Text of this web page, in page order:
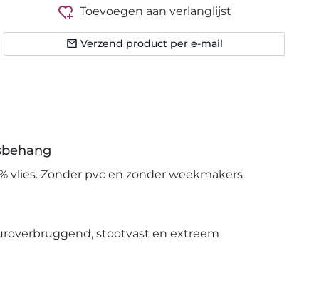
Toevoegen aan verlanglijst
Verzend product per e-mail
vlies. Zonder pvc en zonder weekmakers.
stootvast en extreem